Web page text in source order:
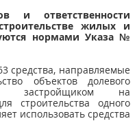
и ответственности
жилых и
нормами Указа №
средства, направляемые
объектов долевого
застройщиком на
строительства одного
использовать средства